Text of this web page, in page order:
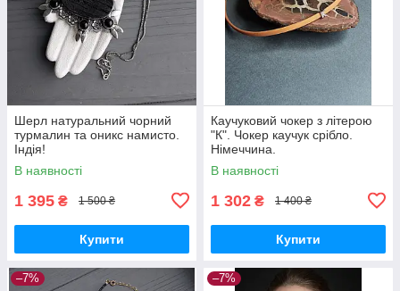
Шерл натуральний чорний
турмалин та оникс намисто.
Індія!
В наявності
1 395 ₴ 1 500 ₴
Купити
Каучуковий чокер з літерою
"К". Чокер каучук срібло.
Німеччина.
В наявності
1 302 ₴ 1 400 ₴
Купити
–7% –7%